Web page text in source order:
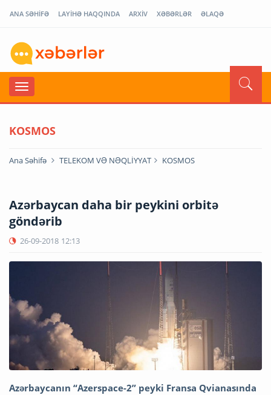
ANA SƏHİFƏ LAYİHƏ HAQQINDA ARXİV XƏBƏRLƏR ƏLAQƏ
KOSMOS
Ana Səhifə TELEKOM VƏ NƏQLİYYAT KOSMOS
Azərbaycan daha bir peykini orbitə
göndərib
26-09-2018 12:13
Azərbaycanın “Azerspace-2” peyki Fransa Qvianasında